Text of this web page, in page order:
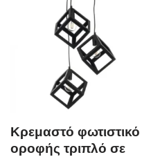
Κρεμαστό φωτιστικό
οροφής τριπλό σε